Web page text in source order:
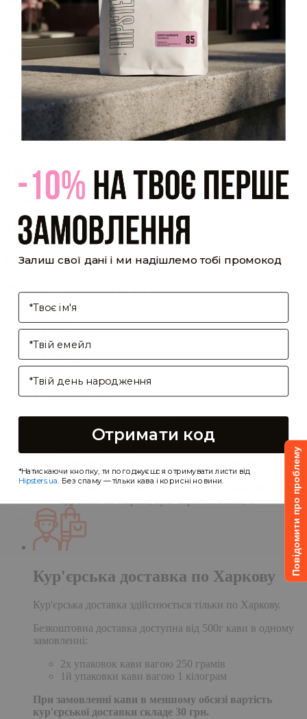
Повідомити про проблему
Закрити
Акаунт створено
Ви зареєструвалися на сайті Hipster.coffeeroasters і вже
можете користуватися особистим кабінетом, щоб отримувати
знижки та відстежувати історію замовлень!
мій профіль
Оптовий прайс
[cf7form cf7key="wholesale-popup"]
Обсмажування кави
[cf7form cf7key="roasting-popup"]
Умови доставки та оплати
Самовивіз
Самовивіз дає Вам можливість оформити
замовлення на сайті, а забрати його в нашій
кав'ярні. Деталі:
протягом однієї доби після обробки замовлення;
Чекаємо Вас у гості в кав'ярні
за
Кур'єрська доставка по Харкову
Кур'єрська доставка здійснюється тільки по Харкову.
Безкоштовна доставка доступна від 500г кави в одному
замовленні:
2х упаковок кави вагою 250 грамів
1й упаковки кави вагою 1 кілограм
При замовленні кави в меншому обсязі вартість
кур'єрської доставки складе 30 грн.
Залиш свої дані і ми надішлемо тобі промокод
І'мя
Enter your email address
Birthday
Отримати код
*Натискаючи кнопку, ти погоджуєшся отримувати листи від
Hipsters.ua. Без спаму — тільки кава і корисні новини.